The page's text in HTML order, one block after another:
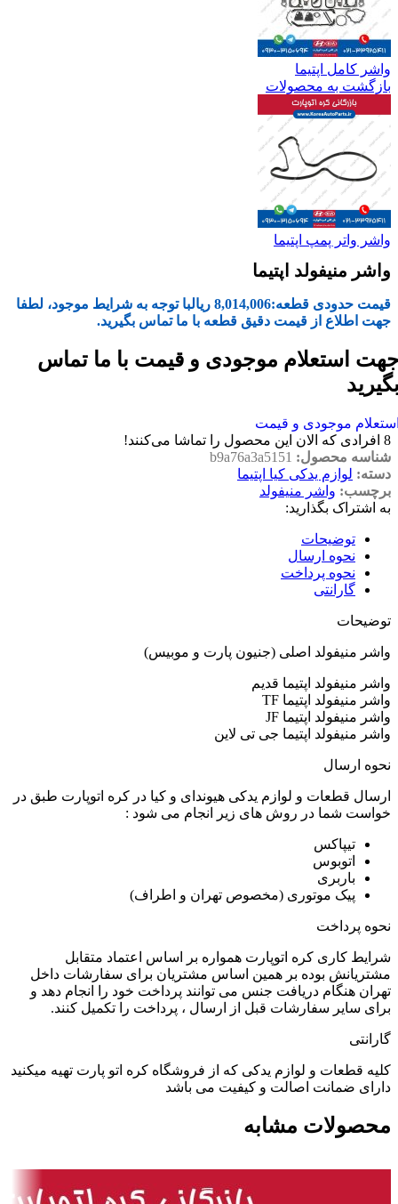
واشر کامل اپتیما
بازگشت به محصولات
واشر واتر پمپ اپتیما
واشر منیفولد اپتیما
قیمت حدودی قطعه:8,014,006 ریالبا توجه به شرایط موجود، لطفا
جهت اطلاع از قیمت دقیق قطعه با ما تماس بگیرید.
استعلام موجودی و قیمت با ما تماس
موجودی و قیمت
8 افرادی که الان این محصول را تماشا می‌کنند!
شناسه محصول: b9a76a3a5151
دسته: لوازم یدکی کیا اپتیما
برچسب: واشر منیفولد
به اشتراک بگذارید:
توضیحات
نحوه ارسال
نحوه پرداخت
گارانتی
توضیحات
واشر منیفولد اصلی (جنیون پارت و موبیس)
واشر منیفولد اپتیما قدیم
واشر منیفولد اپتیما TF
واشر منیفولد اپتیما JF
واشر منیفولد اپتیما جی تی لاین
نحوه ارسال
ارسال قطعات و لوازم یدکی هیوندای و کیا در کره اتوپارت طبق در
خواست شما در روش های زیر انجام می شود :
تیپاکس
اتوبوس
باربری
پیک موتوری (مخصوص تهران و اطراف)
نحوه پرداخت
شرایط کاری کره اتوپارت همواره بر اساس اعتماد متقابل
مشتریانش بوده بر همین اساس مشتریان برای سفارشات داخل
تهران هنگام دریافت جنس می توانند پرداخت خود را انجام دهد و
برای سایر سفارشات قبل از ارسال ، پرداخت را تکمیل کنند.
گارانتی
کلیه قطعات و لوازم یدکی که از فروشگاه کره اتو پارت تهیه میکنید
دارای ضمانت اصالت و کیفیت می باشد
محصولات مشابه